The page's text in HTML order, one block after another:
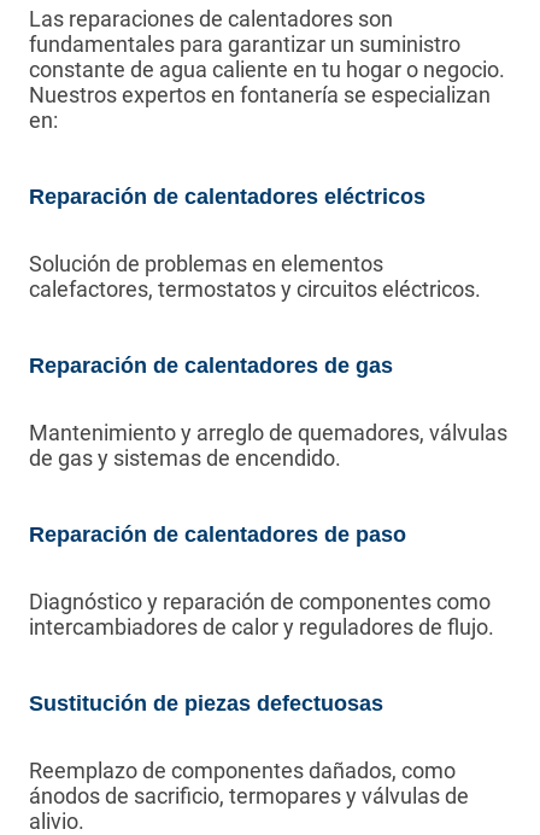
Las reparaciones de calentadores son
fundamentales para garantizar un suministro
constante de agua caliente en tu hogar o negocio.
Nuestros expertos en fontanería se especializan
en:
Reparación de calentadores eléctricos
Solución de problemas en elementos
calefactores, termostatos y circuitos eléctricos.
Reparación de calentadores de gas
Mantenimiento y arreglo de quemadores, válvulas
de gas y sistemas de encendido.
Reparación de calentadores de paso
Diagnóstico y reparación de componentes como
intercambiadores de calor y reguladores de flujo.
Sustitución de piezas defectuosas
Reemplazo de componentes dañados, como
ánodos de sacrificio, termopares y válvulas de
alivio.